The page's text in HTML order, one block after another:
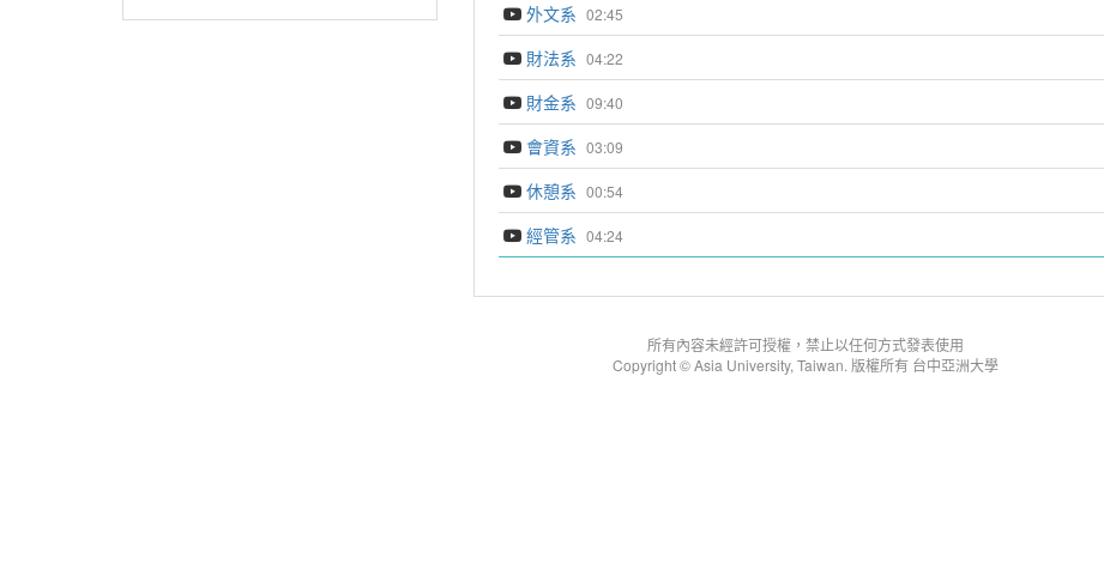
02:45
外文系
04:22
財法系
09:40
財金系
03:09
會資系
00:54
休憩系
04:24
經管系
所有內容未經許可授權，禁止以任何方式發表使用
Copyright © Asia University, Taiwan. 版權所有 台中亞洲大學